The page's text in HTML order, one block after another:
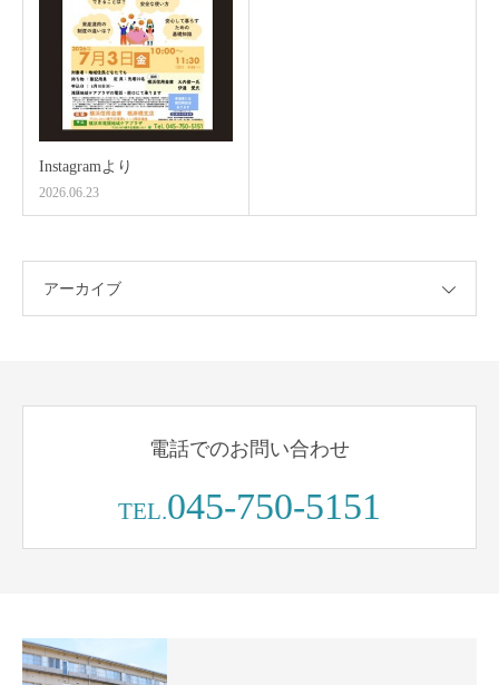
Instagramより
2026.06.23
アーカイブ
電話でのお問い合わせ
TEL.045-750-5151